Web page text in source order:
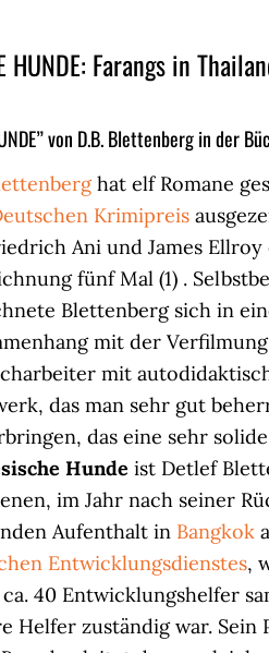
HUNDE: Farangs in
von D.B. Blettenberg in der
hat elf Romane
Krimipreis
Ani und James
fünf Mal (1) .
Blettenberg sich in
mit der
mit
das man sehr gut
das eine sehr
Hunde ist Detlef
im Jahr nach seiner
Aufenthalt in Bangkok
Entwicklungsdienstes,
40 Entwicklungshelfer
Helfer zuständig war.